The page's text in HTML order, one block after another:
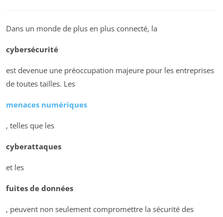
Dans un monde de plus en plus connecté, la
cybersécurité
est devenue une préoccupation majeure pour les entreprises
de toutes tailles. Les
menaces numériques
, telles que les
cyberattaques
et les
fuites de données
, peuvent non seulement compromettre la sécurité des